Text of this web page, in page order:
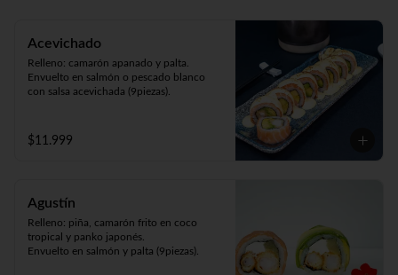
Acevichado
Relleno: camarón apanado y palta.
Envuelto en salmón o pescado blanco
con salsa acevichada (9piezas).
$11.999
Agustín
Relleno: piña, camarón frito en coco
tropical y panko japonés.
Envuelto en salmón y palta (9piezas).